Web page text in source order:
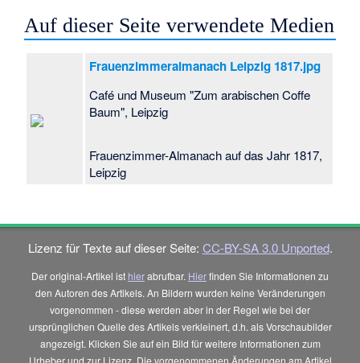
Auf dieser Seite verwendete Medien
Frauenzimmeralmanach Leipzig 1817.jpg
Café und Museum "Zum arabischen Coffe
Baum", Leipzig
Frauenzimmer-Almanach auf das Jahr 1817,
Leipzig
Lizenz für Texte auf dieser Seite: CC-BY-SA 3.0 Unported.
Der original-Artikel ist hierabrufbar. Hierfinden Sie Informationen zu
den Autoren des Artikels. An Bildern wurden keine Veränderungen
vorgenommen - diese werden aber in der Regel wie bei der
ursprünglichen Quelle des Artikels verkleinert, d.h. als Vorschaubilder
angezeigt. Klicken Sie auf ein Bild für weitere Informationen zum